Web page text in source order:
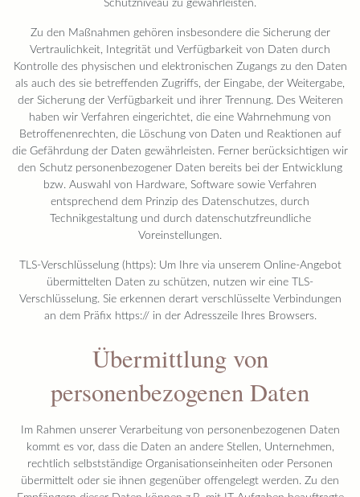
Schutzniveau zu gewährleisten.
Zu den Maßnahmen gehören insbesondere die Sicherung der
Vertraulichkeit, Integrität und Verfügbarkeit von Daten durch
Kontrolle des physischen und elektronischen Zugangs zu den Daten
als auch des sie betreffenden Zugriffs, der Eingabe, der Weitergabe,
der Sicherung der Verfügbarkeit und ihrer Trennung. Des Weiteren
haben wir Verfahren eingerichtet, die eine Wahrnehmung von
Betroffenenrechten, die Löschung von Daten und Reaktionen auf
die Gefährdung der Daten gewährleisten. Ferner berücksichtigen wir
den Schutz personenbezogener Daten bereits bei der Entwicklung
bzw. Auswahl von Hardware, Software sowie Verfahren
entsprechend dem Prinzip des Datenschutzes, durch
Technikgestaltung und durch datenschutzfreundliche
Voreinstellungen.
TLS-Verschlüsselung (https): Um Ihre via unserem Online-Angebot
übermittelten Daten zu schützen, nutzen wir eine TLS-
Verschlüsselung. Sie erkennen derart verschlüsselte Verbindungen
an dem Präfix https:// in der Adresszeile Ihres Browsers.
Übermittlung von
personenbezogenen Daten
Im Rahmen unserer Verarbeitung von personenbezogenen Daten
kommt es vor, dass die Daten an andere Stellen, Unternehmen,
rechtlich selbstständige Organisationseinheiten oder Personen
übermittelt oder sie ihnen gegenüber offengelegt werden. Zu den